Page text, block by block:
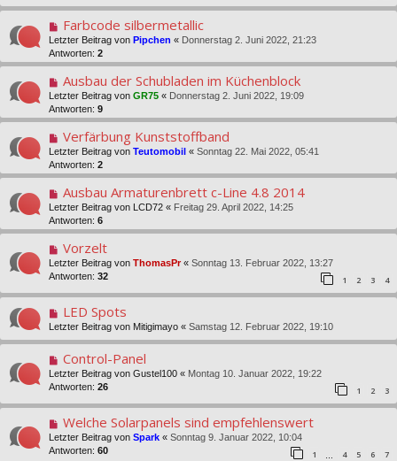
Farbcode silbermetallic
Letzter Beitrag von Pipchen « Donnerstag 2. Juni 2022, 21:23
Antworten: 2
Ausbau der Schubladen im Küchenblock
Letzter Beitrag von GR75 « Donnerstag 2. Juni 2022, 19:09
Antworten: 9
Verfärbung Kunststoffband
Letzter Beitrag von Teutomobil « Sonntag 22. Mai 2022, 05:41
Antworten: 2
Ausbau Armaturenbrett c-Line 4.8 2014
Letzter Beitrag von LCD72 « Freitag 29. April 2022, 14:25
Antworten: 6
Vorzelt
Letzter Beitrag von ThomasPr« Sonntag 13. Februar 2022, 13:27
Antworten: 32 1 2 3 4
LED Spots
Letzter Beitrag von Mitigimayo « Samstag 12. Februar 2022, 19:10
Control-Panel
Letzter Beitrag von Gustel100 « Montag 10. Januar 2022, 19:22
Antworten: 26 1 2 3
Welche Solarpanels sind empfehlenswert
Letzter Beitrag von Spark « Sonntag 9. Januar 2022, 10:04
Antworten: 60 1 4 5 6 7